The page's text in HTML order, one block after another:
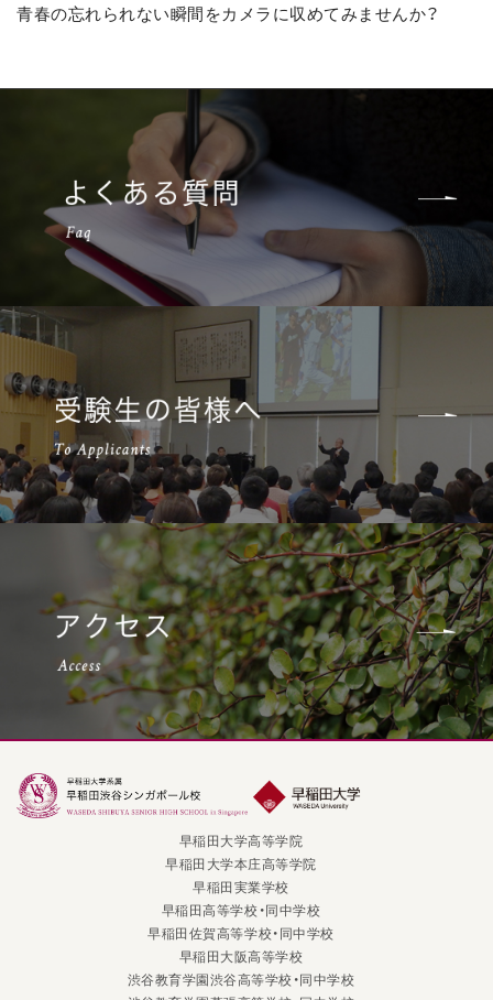
青春の忘れられない瞬間をカメラに収めてみませんか？
早稲田大学高等学院
早稲田大学本庄高等学院
早稲田実業学校
早稲田高等学校・同中学校
早稲田佐賀高等学校・同中学校
早稲田大阪高等学校
渋谷教育学園渋谷高等学校・同中学校